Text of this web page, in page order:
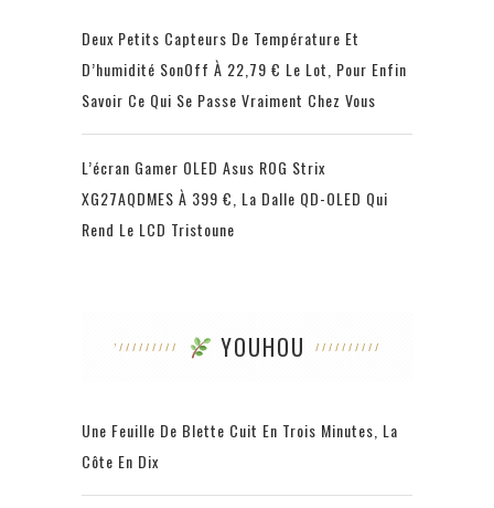
Deux Petits Capteurs De Température Et
D’humidité SonOff À 22,79 € Le Lot, Pour Enfin
Savoir Ce Qui Se Passe Vraiment Chez Vous
L’écran Gamer OLED Asus ROG Strix
XG27AQDMES À 399 €, La Dalle QD-OLED Qui
Rend Le LCD Tristoune
YOUHOU
Une Feuille De Blette Cuit En Trois Minutes, La
Côte En Dix